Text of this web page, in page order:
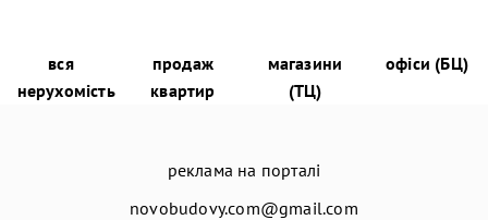
вся
нерухомість
продаж
квартир
магазини
(ТЦ)
офіси (БЦ)
реклама на порталі
novobudovy.com@gmail.com